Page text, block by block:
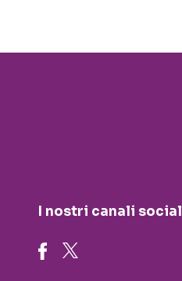
I nostri canali social